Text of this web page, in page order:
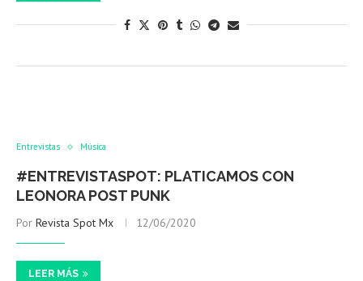
Entrevistas Música
#ENTREVISTASPOT: PLATICAMOS CON
LEONORA POST PUNK
Por Revista Spot Mx 12/06/2020
LEER MÁS